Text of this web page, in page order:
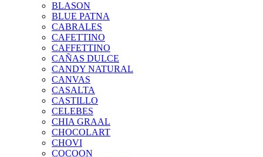
BLASON
BLUE PATNA
CABRALES
CAFETTINO
CAFFETTINO
CAÑAS DULCE
CANDY NATURAL
CANVAS
CASALTA
CASTILLO
CELEBES
CHIA GRAAL
CHOCOLART
CHOVI
COCOON